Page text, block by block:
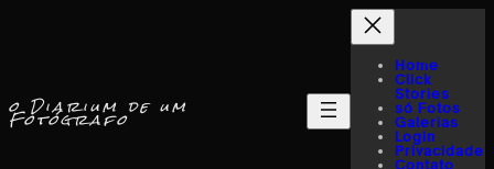
o Diarium de um
Fotógrafo
Home
Click
Stories
só Fotos
Galerias
Login
Privacidade
Contato